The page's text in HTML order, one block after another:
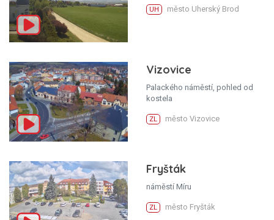
UH město Uherský Brod
Vizovice
Palackého náměstí, pohled od
kostela
ZL město Vizovice
Fryšták
náměstí Míru
ZL město Fryšták